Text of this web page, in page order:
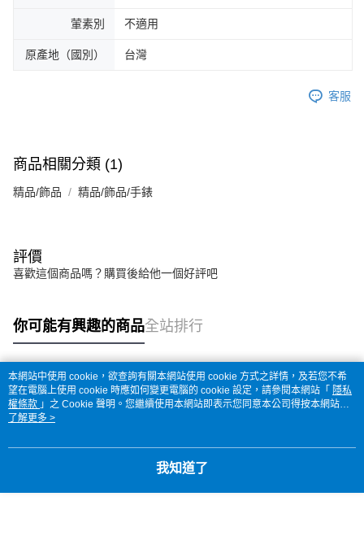
葷素別 不適用
原產地（國別） 台灣
客服
商品相關分類 (1)
精品/飾品 精品/飾品/手錶
評價
喜歡這個商品嗎？購買後給他一個好評吧
你可能有興趣的商品全站排行
熱門標籤
本網站中使用 cookie，欲查詢有關本網站使用 cookie 方式之詳情，及若您不希
望在電腦上使用 cookie 時應如何變更電腦的 cookie 設定，請參閱本網站「 隱私
權條款 」之 Cookie 聲明。您繼續使用本網站即表示您同意本公司得按本網站使
用條款之 Cookie 聲明使用 cookie。
了解更多 >
我知道了